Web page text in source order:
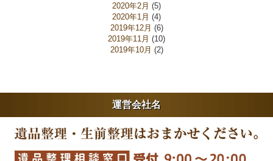
2020年2月 (5)
2020年1月 (4)
2019年12月 (6)
2019年11月 (10)
2019年10月 (2)
運営会社名